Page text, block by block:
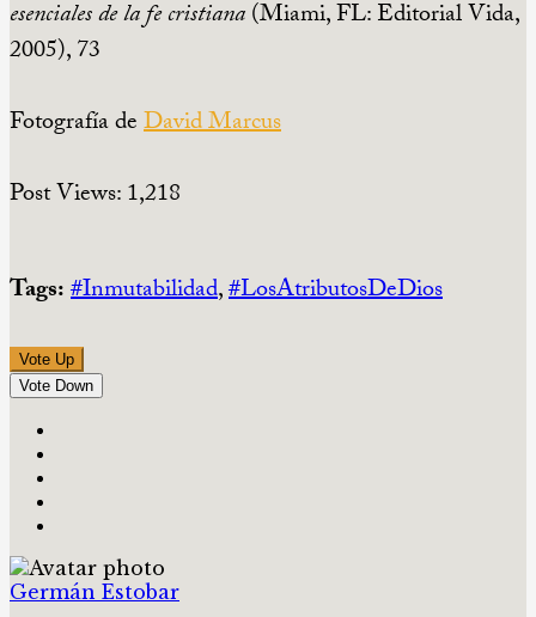
esenciales de la fe cristiana(Miami, FL: Editorial Vida,
2005), 73
Fotografía deDavid Marcus
Post Views:1,218
Tags:#Inmutabilidad,#LosAtributosDeDios‬
Vote Up
Vote Down
Germán Estobar